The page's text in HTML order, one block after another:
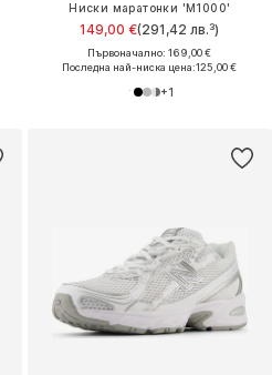
Ниски маратонки 'M1000'
149,00 €(291,42 лв.³)
Първоначално: 169,00 €
Последна най-ниска цена:125,00 €
+1